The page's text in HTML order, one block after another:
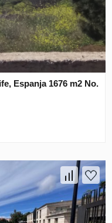
Espanja 1676 m2 No.